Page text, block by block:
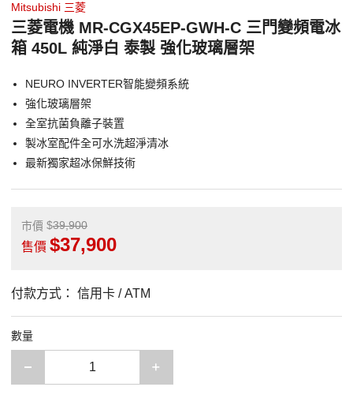
Mitsubishi 三菱
三菱電機 MR-CGX45EP-GWH-C 三門變頻電冰
箱 450L 純淨白 泰製 強化玻璃層架
NEURO INVERTER智能變頻系統
強化玻璃層架
全室抗菌負離子裝置
製冰室配件全可水洗超淨清冰
最新獨家超冰保鮮技術
市價 39,900
售價 37,900
付款方式： 信用卡 / ATM
數量
減少一項